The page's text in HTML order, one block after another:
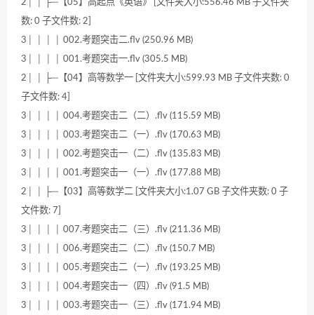
数: 0 子文件数: 2]
3│ │ │ │ 002.考题突击二.flv (250.96 MB)
3│ │ │ │ 001.考题突击一.flv (305.5 MB)
2│ │ ├─【04】高等数学一 [文件夹大小:599.93 MB 子文件夹数: 0
子文件数: 4]
3│ │ │ │ 004.考题突击二（二）.flv (115.59 MB)
3│ │ │ │ 003.考题突击二（一）.flv (170.63 MB)
3│ │ │ │ 002.考题突击一（二）.flv (135.83 MB)
3│ │ │ │ 001.考题突击一（一）.flv (177.88 MB)
2│ │ ├─【03】高等数学二 [文件夹大小:1.07 GB 子文件夹数: 0 子
文件数: 7]
3│ │ │ │ 007.考题突击二（三）.flv (211.36 MB)
3│ │ │ │ 006.考题突击二（二）.flv (150.7 MB)
3│ │ │ │ 005.考题突击二（一）.flv (193.25 MB)
3│ │ │ │ 004.考题突击一（四）.flv (91.5 MB)
3│ │ │ │ 003.考题突击一（三）.flv (171.94 MB)